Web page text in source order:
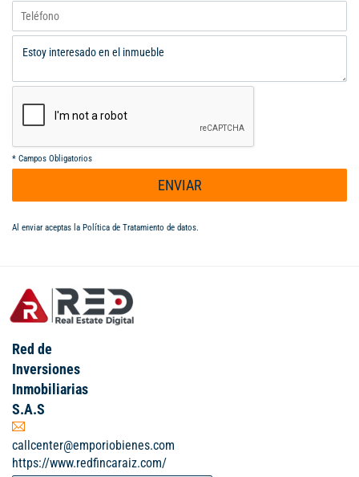
* Campos Obligatorios
ENVIAR
Al enviar aceptas la Política de Tratamiento de datos.
Red de
Inversiones
Inmobiliarias
S.A.S
callcenter@emporiobienes.com
https://www.redfincaraiz.com/